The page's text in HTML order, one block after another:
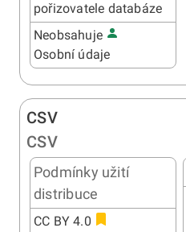
pořizovatele databáze
Neobsahuje
Osobní údaje
CSV
CSV
Podmínky užití
distribuce
CC BY 4.0